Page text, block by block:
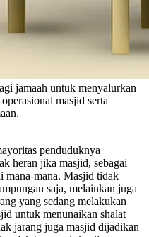
jamaah untuk menyalurkan
masjid serta
penduduknya
heran jika masjid, sebagai
mana-mana. Masjid tidak
saja, melainkan juga
yang sedang melakukan
untuk menunaikan shalat
jarang juga masjid dijadikan